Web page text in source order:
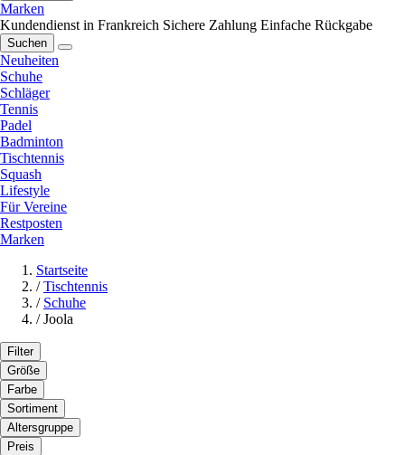
Marken
Kundendienst in Frankreich Sichere Zahlung Einfache Rückgabe
Suchen
Neuheiten
Schuhe
Schläger
Tennis
Padel
Badminton
Tischtennis
Squash
Lifestyle
Für Vereine
Restposten
Marken
Startseite
/ Tischtennis
/ Schuhe
/ Joola
Filter
Größe
Farbe
Sortiment
Altersgruppe
Preis